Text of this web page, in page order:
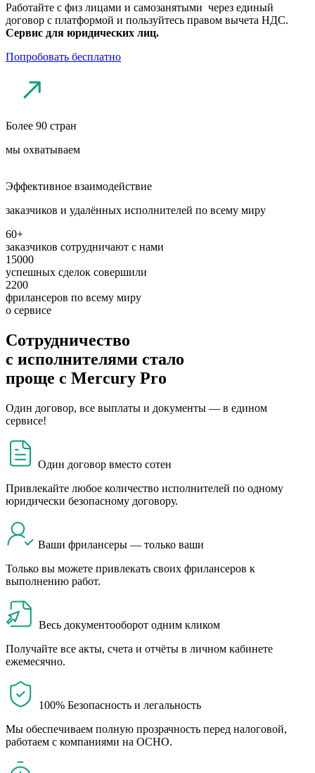
Работайте с физ лицами и самозанятыми через единый
договор с платформой и пользуйтесь правом вычета НДС.
Сервис для юридических лиц.
Попробовать бесплатно
Более 90 стран
мы охватываем
Эффективное взаимодействие
заказчиков и удалённых исполнителей по всему миру
60+
заказчиков сотрудничают с нами
15000
успешных сделок совершили
2200
фрилансеров по всему миру
о сервисе
Сотрудничество
с исполнителями стало
проще с Mercury Pro
Один договор, все выплаты и документы — в едином
сервисе!
Один договор вместо сотен
Привлекайте любое количество исполнителей по одному
юридически безопасному договору.
Ваши фрилансеры — только ваши
Только вы можете привлекать своих фрилансеров к
выполнению работ.
Весь документооборот одним кликом
Получайте все акты, счета и отчёты в личном кабинете
ежемесячно.
100% Безопасность и легальность
Мы обеспечиваем полную прозрачность перед налоговой,
работаем с компаниями на ОСНО.